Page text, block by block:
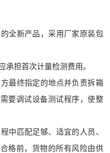
全新产品，采用厂家原装包
承担首次计量检测费用。
最终指定的地点并负责拆箱
要调试设备测试程序，使整
中匹配足够、适宜的人员、
格前，货物的所有风险由供